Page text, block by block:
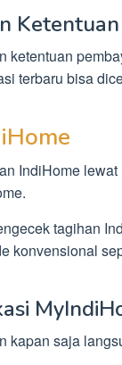
Ketentuan
ketentuan
terbaru bisa
IndiHome
tagihan
konvensional
kapan saja